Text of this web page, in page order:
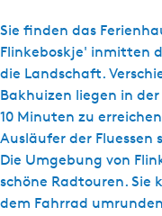
Sie finden das
Flinkeboskje' inmitten
die Landschaft.
Bakhuizen liegen in
10 Minuten zu
Ausläufer der
Die Umgebung von
schöne Radtouren. Sie
dem Fahrrad